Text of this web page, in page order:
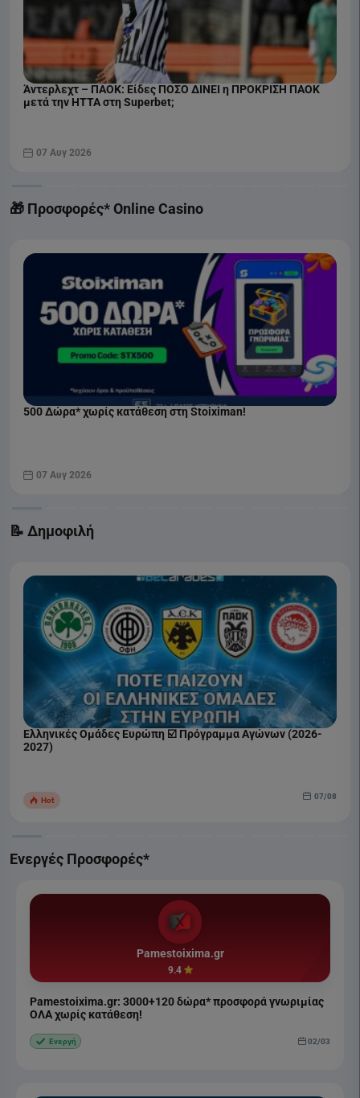
Άντερλεχτ – ΠΑΟΚ: Είδες ΠΟΣΟ ΔΙΝΕΙ η ΠΡΟΚΡΙΣΗ ΠΑΟΚ
μετά την ΗΤΤΑ στη Superbet;
07 Αυγ 2026
🎁 Προσφορές* Online Casino
500 Δώρα* χωρίς κατάθεση στη Stoiximan!
07 Αυγ 2026
📝 Δημοφιλή
Ελληνικές Ομάδες Ευρώπη ☑️ Πρόγραμμα Αγώνων (2026-
2027)
Hot 07/08
Ενεργές Προσφορές*
Pamestoixima.gr
9.4
Pamestoixima.gr: 3000+120 δώρα* προσφορά γνωριμίας
ΟΛΑ χωρίς κατάθεση!
Ενεργή 02/03